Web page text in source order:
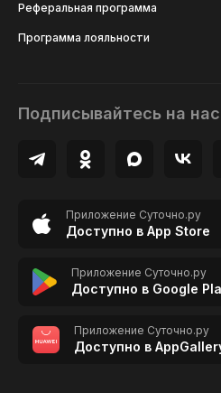
Реферальная программа
Программа лояльности
Подписывайтесь на нас
Приложение Суточно.ру
Доступно в App Store
Приложение Суточно.ру
Доступно в Google
Приложение Суточно.ру
Доступно в